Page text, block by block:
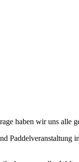
haben wir uns alle